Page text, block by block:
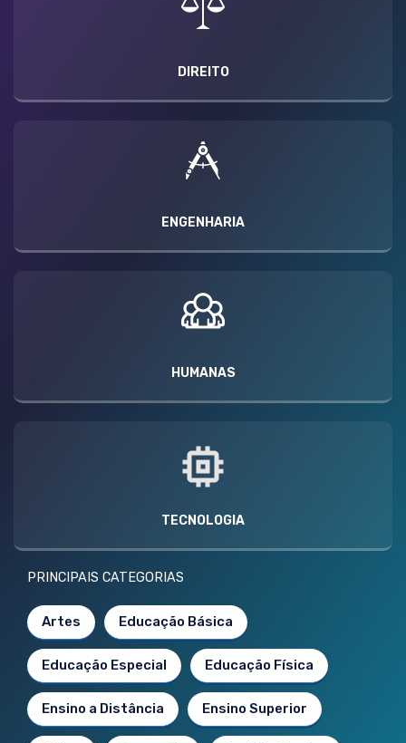
DIREITO
ENGENHARIA
HUMANAS
TECNOLOGIA
PRINCIPAIS CATEGORIAS
Artes Educação Básica
Educação Especial Educação Física
Ensino a Distância Ensino Superior